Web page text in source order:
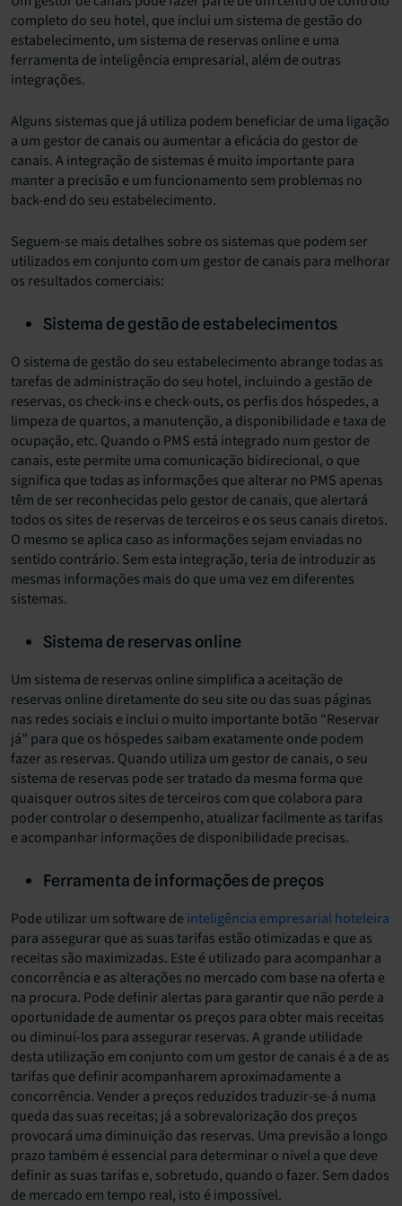
completo do seu hotel, que inclui um sistema de gestão do
estabelecimento, um sistema de reservas online e uma
ferramenta de inteligência empresarial, além de outras
integrações.
Alguns sistemas que já utiliza podem beneficiar de uma ligação
a um gestor de canais ou aumentar a eficácia do gestor de
canais. A integração de sistemas é muito importante para
manter a precisão e um funcionamento sem problemas no
back-end do seu estabelecimento.
Seguem-se mais detalhes sobre os sistemas que podem ser
utilizados em conjunto com um gestor de canais para melhorar
os resultados comerciais:
Sistema de gestão de estabelecimentos
O sistema de gestão do seu estabelecimento abrange todas as
tarefas de administração do seu hotel, incluindo a gestão de
reservas, os check-ins e check-outs, os perfis dos hóspedes, a
limpeza de quartos, a manutenção, a disponibilidade e taxa de
ocupação, etc. Quando o PMS está integrado num gestor de
canais, este permite uma comunicação bidirecional, o que
significa que todas as informações que alterar no PMS apenas
têm de ser reconhecidas pelo gestor de canais, que alertará
todos os sites de reservas de terceiros e os seus canais diretos.
O mesmo se aplica caso as informações sejam enviadas no
sentido contrário. Sem esta integração, teria de introduzir as
mesmas informações mais do que uma vez em diferentes
sistemas.
Sistema de reservas online
Um sistema de reservas online simplifica a aceitação de
reservas online diretamente do seu site ou das suas páginas
nas redes sociais e inclui o muito importante botão “Reservar
já” para que os hóspedes saibam exatamente onde podem
fazer as reservas. Quando utiliza um gestor de canais, o seu
sistema de reservas pode ser tratado da mesma forma que
quaisquer outros sites de terceiros com que colabora para
poder controlar o desempenho, atualizar facilmente as tarifas
e acompanhar informações de disponibilidade precisas.
Ferramenta de informações de preços
Pode utilizar um software de inteligência empresarial hoteleira
para assegurar que as suas tarifas estão otimizadas e que as
receitas são maximizadas. Este é utilizado para acompanhar a
concorrência e as alterações no mercado com base na oferta e
na procura. Pode definir alertas para garantir que não perde a
oportunidade de aumentar os preços para obter mais receitas
ou diminuí-los para assegurar reservas. A grande utilidade
desta utilização em conjunto com um gestor de canais é a de as
tarifas que definir acompanharem aproximadamente a
concorrência. Vender a preços reduzidos traduzir-se-á numa
queda das suas receitas; já a sobrevalorização dos preços
provocará uma diminuição das reservas. Uma previsão a longo
prazo também é essencial para determinar o nível a que deve
definir as suas tarifas e, sobretudo, quando o fazer. Sem dados
de mercado em tempo real, isto é impossível.